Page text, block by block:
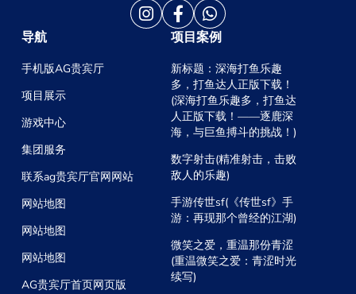
导航
手机版AG贵宾厅
项目展示
游戏中心
集团服务
联系ag贵宾厅官网网站
网站地图
网站地图
网站地图
AG贵宾厅首页网页版
项目案例
新标题：深海打鱼乐趣
多，打鱼达人正版下载！
(深海打鱼乐趣多，打鱼达
人正版下载！——逐鹿深
海，与巨鱼搏斗的挑战！)
数字射击(精准射击，击败
敌人的乐趣)
手游传世sf(《传世sf》手
游：再现那个曾经的江湖)
微笑之爱，重温那份青涩
(重温微笑之爱：青涩时光
续写)